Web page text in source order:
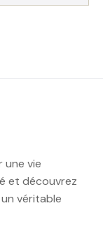
une vie
et découvrez
véritable